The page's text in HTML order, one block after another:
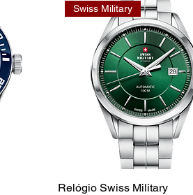
Swiss Military
Relógio Swiss Military